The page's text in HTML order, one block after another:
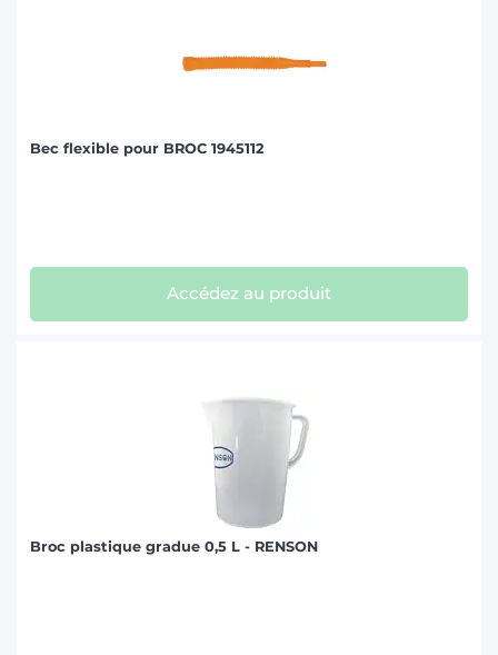
Bec flexible pour BROC 1945112
Accédez au produit
Broc plastique gradue 0,5 L - RENSON